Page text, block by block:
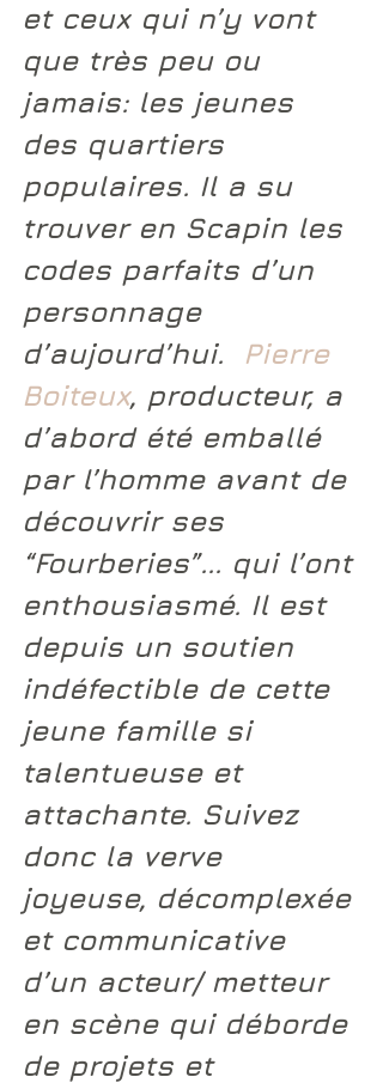
et ceux qui n’y vont
que très peu ou
jamais: les jeunes
des quartiers
populaires. Il a su
trouver en Scapin les
codes parfaits d’un
personnage
d’aujourd’hui.
Pierre
Boiteux, producteur, a
d’abord été emballé
par l’homme avant de
découvrir ses
“Fourberies”... qui l’ont
enthousiasmé. Il est
depuis un soutien
indéfectible de cette
jeune famille si
talentueuse et
attachante. Suivez
donc la verve
joyeuse, décomplexée
et communicative
d’un acteur/ metteur
en scène qui déborde
de projets et